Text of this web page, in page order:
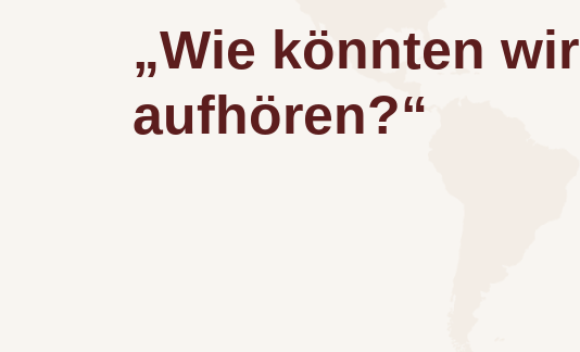
„Wie könnten wir
aufhören?“